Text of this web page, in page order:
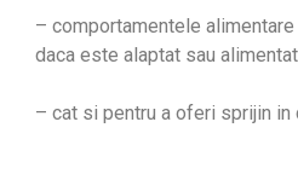
– comportamentele
daca este alaptat sau
– cat si pentru a oferi sprijin in